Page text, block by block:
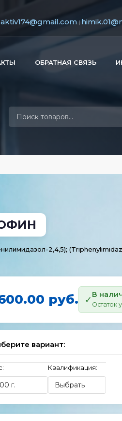
|
ОБРАТНАЯ СВЯЗЬ
2,4,5);
руб. В
Остаток
вариант:
Квалификация: